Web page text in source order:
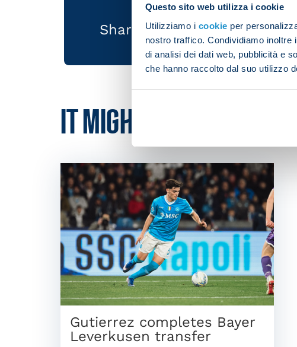
Questo sito web utilizza i cookie
Utilizziamo i cookie per
nostro traffico. Condividiamo
di analisi dei dati web, pubblicità e
che hanno raccolto dal suo utilizzo
Share the article with your
IT MIGHT ALSO
Gutierrez completes Bayer
Leverkusen transfer